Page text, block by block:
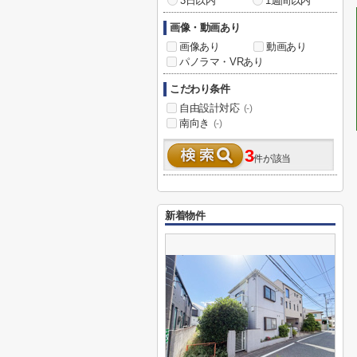
画像・動画あり
画像あり
動画あり
パノラマ・VRあり
こだわり条件
自由設計対応 (-)
南向き (-)
3件が該当
新着物件